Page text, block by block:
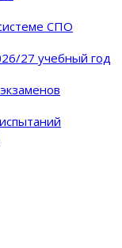
СПО
27 учебный год